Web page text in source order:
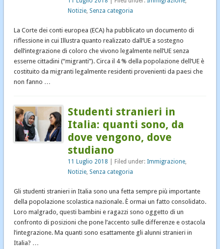
Notizie Senza categoria
La Corte dei conti europea (ECA) ha pubblicato un documento di
riflessione in cui Illustra quanto realizzato dall’UE a sostegno
dell’integrazione di coloro che vivono legalmente nell’UE senza
esserne cittadini (“migranti”). Circa il 4 % della popolazione dell’UE è
costituito da migranti legalmente residenti provenienti da paesi che
non fanno …
Studenti stranieri in
Italia: quanti sono, da
dove vengono, dove
studiano
11 Luglio 2018 | Filed under: Immigrazione
Notizie Senza categoria
Gli studenti stranieri in Italia sono una fetta sempre più importante
della popolazione scolastica nazionale. È ormai un fatto consolidato.
Loro malgrado, questi bambini e ragazzi sono oggetto di un
confronto di posizioni che pone l’accento sulle differenze e ostacola
l’integrazione. Ma quanti sono esattamente gli alunni stranieri in
Italia? …